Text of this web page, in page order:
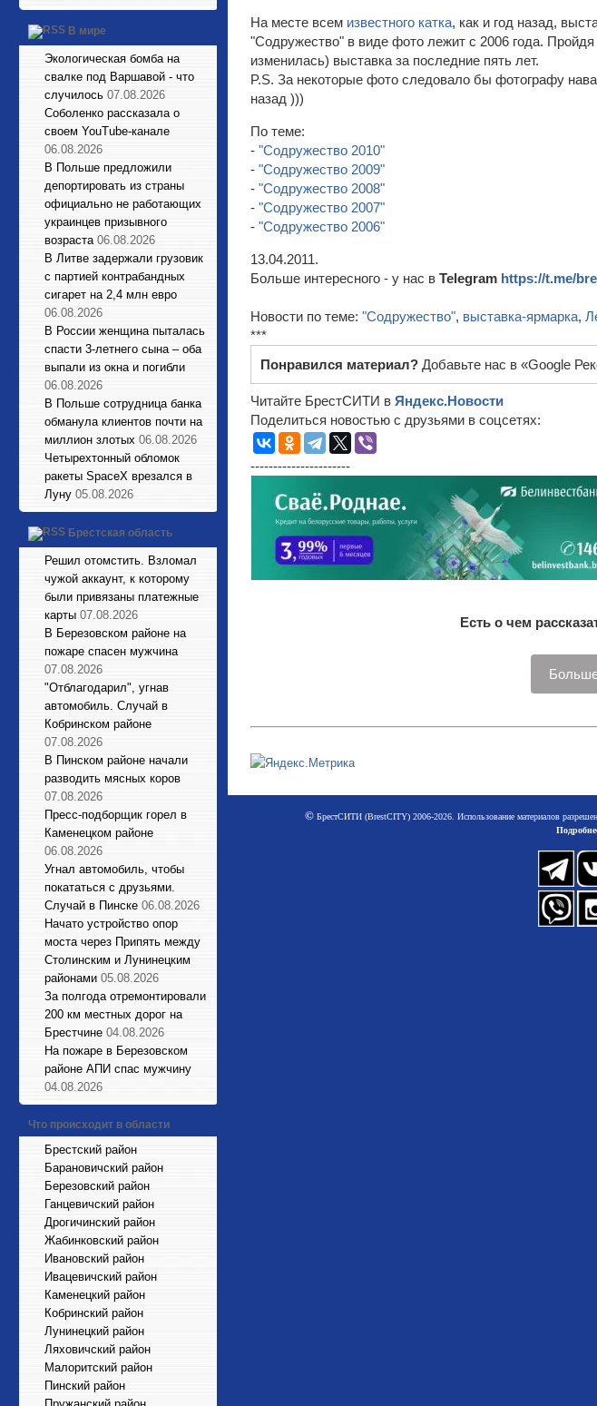
В мире
Экологическая бомба на
свалке под Варшавой - что
случилось 07.08.2026
Соболенко рассказала о
своем YouTube-канале
06.08.2026
В Польше предложили
депортировать из страны
официально не работающих
украинцев призывного
возраста 06.08.2026
В Литве задержали грузовик
с партией контрабандных
сигарет на 2,4 млн евро
06.08.2026
В России женщина пыталась
спасти 3-летнего сына – оба
выпали из окна и погибли
06.08.2026
В Польше сотрудница банка
обманула клиентов почти на
миллион злотых 06.08.2026
Четырехтонный обломок
ракеты SpaceX врезался в
Луну 05.08.2026
Брестская область
Решил отомстить. Взломал
чужой аккаунт, к которому
были привязаны платежные
карты 07.08.2026
В Березовском районе на
пожаре спасен мужчина
07.08.2026
"Отблагодарил", угнав
автомобиль. Случай в
Кобринском районе
07.08.2026
В Пинском районе начали
разводить мясных коров
07.08.2026
Пресс-подборщик горел в
Каменецком районе
06.08.2026
Угнал автомобиль, чтобы
покататься с друзьями.
Случай в Пинске 06.08.2026
Начато устройство опор
моста через Припять между
Столинским и Лунинецким
районами 05.08.2026
За полгода отремонтировали
200 км местных дорог на
Брестчине 04.08.2026
На пожаре в Березовском
районе АПИ спас мужчину
04.08.2026
Что происходит в области
Брестский район
Барановичский район
Березовский район
Ганцевичский район
Дрогичинский район
Жабинковский район
Ивановский район
Ивацевичский район
Каменецкий район
Кобринский район
Лунинецкий район
Ляховичский район
Малоритский район
Пинский район
На месте всем известного катка, как и год назад,
"Содружество" в виде фото лежит с 2006 года.
изменилась) выставка за последние пять лет.
P.S. За некоторые фото следовало бы фотографу
назад )))
По теме:
- "Содружество 2010"
- "Содружество 2009"
- "Содружество 2008"
- "Содружество 2007"
- "Содружество 2006"
13.04.2011.
Больше интересного - у нас в Telegram https://t.me/
Новости по теме: "Содружество", выставка-ярмарка,
***
Понравился материал? Добавьте нас в «Google
Читайте БрестСИТИ в Яндекс.Новости
Поделиться новостью с друзьями в соцсетях:
----------------------
Есть о чем
©БрестСИТИ (BrestCITY) 2006-2026. Использование материалов